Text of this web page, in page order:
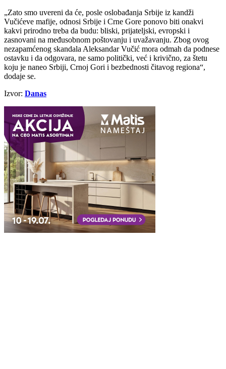
„Zato smo uvereni da će, posle oslobađanja Srbije iz kandži
Vučićeve mafije, odnosi Srbije i Crne Gore ponovo biti onakvi
kakvi prirodno treba da budu: bliski, prijateljski, evropski i
zasnovani na međusobnom poštovanju i uvažavanju. Zbog ovog
nezapamćenog skandala Aleksandar Vučić mora odmah da podnese
ostavku i da odgovara, ne samo politički, već i krivično, za štetu
koju je naneo Srbiji, Crnoj Gori i bezbednosti čitavog regiona“,
dodaje se.
Izvor: Danas